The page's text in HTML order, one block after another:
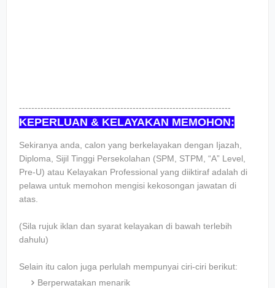
---------------------------------------------------------------------
KEPERLUAN & KELAYAKAN MEMOHON:
Sekiranya anda, calon yang berkelayakan dengan Ijazah,
Diploma, Sijil Tinggi Persekolahan (SPM, STPM, “A” Level,
Pre-U) atau Kelayakan Professional yang diiktiraf adalah di
pelawa untuk memohon mengisi kekosongan jawatan di
atas.
(Sila rujuk iklan dan syarat kelayakan di bawah terlebih
dahulu)
Selain itu calon juga perlulah mempunyai ciri-ciri berikut:
Berperwatakan menarik